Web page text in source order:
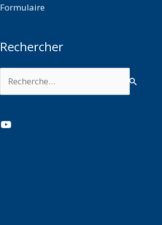
Formulaire
Rechercher
YouTube